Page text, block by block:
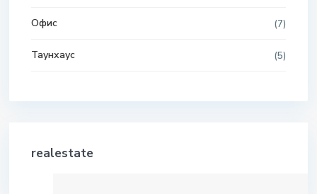
Офис (7)
Таунхаус (5)
realestate